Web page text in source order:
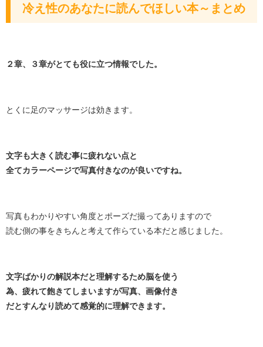
冷え性のあなたに読んでほしい本～まとめ
２章、３章がとても役に立つ情報でした。
とくに足のマッサージは効きます。
文字も大きく読む事に疲れない点と
全てカラーページで写真付きなのが良いですね。
写真もわかりやすい角度とポーズだ撮ってありますので
読む側の事をきちんと考えて作らている本だと感じました。
文字ばかりの解説本だと理解するため脳を使う
為、疲れて飽きてしまいますが写真、画像付き
だとすんなり読めて感覚的に理解できます。